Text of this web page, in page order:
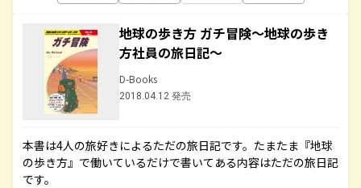
地球の歩き方 ガチ冒険～地球の歩き
方社員の旅日記～
D-Books
2018.04.12 発売
本書は4人の旅好きによるただの旅日記です。たまたま『地球
の歩き方』で働いているだけで書いてある内容はただの旅日記
です。